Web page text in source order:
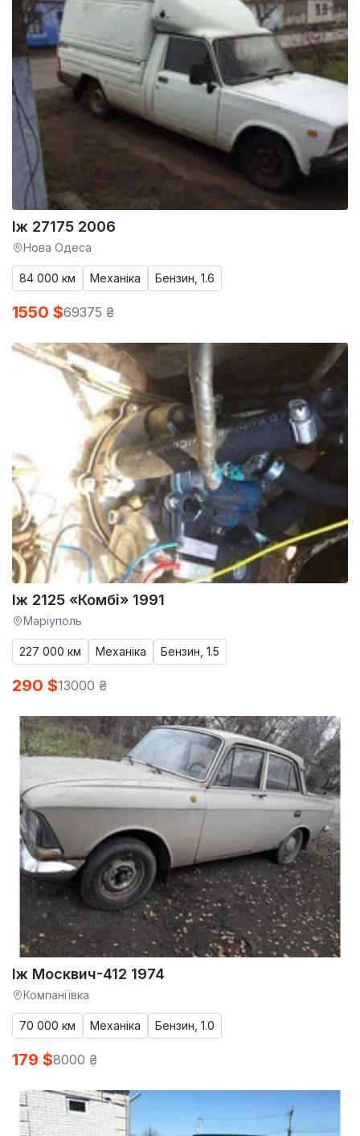
Іж 27175 2006
Нова Одеса
84 000 км Механіка Бензин, 1.6
1550 $69375 ₴
Іж 2125 «Комбі» 1991
Маріуполь
227 000 км Механіка Бензин, 1.5
290 $13000 ₴
Іж Москвич-412 1974
Компаніївка
70 000 км Механіка Бензин, 1.0
179 $8000 ₴